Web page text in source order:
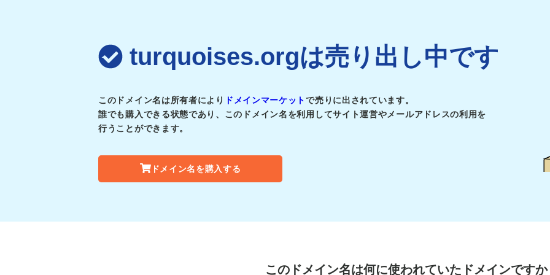
turquoises.orgは売り出し中です
このドメイン名は所有者により ドメインマーケットで売りに出されています。
誰でも購入できる状態であり、このドメイン名を利用してサイト運営やメールアドレスの利用を
行うことができます。
ドメイン名を購入する
このドメイン名は何に使われていたドメインですか